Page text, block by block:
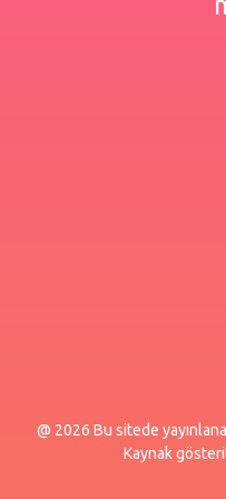
@ 2026 Bu sitede
Kaynak